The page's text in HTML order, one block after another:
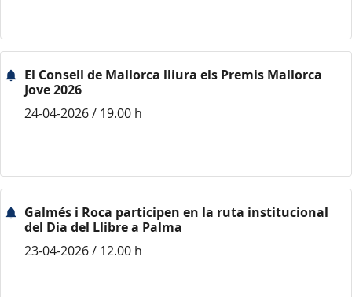
El Consell de Mallorca lliura els Premis Mallorca
Jove 2026
24-04-2026 / 19.00 h
Galmés i Roca participen en la ruta institucional
del Dia del Llibre a Palma
23-04-2026 / 12.00 h